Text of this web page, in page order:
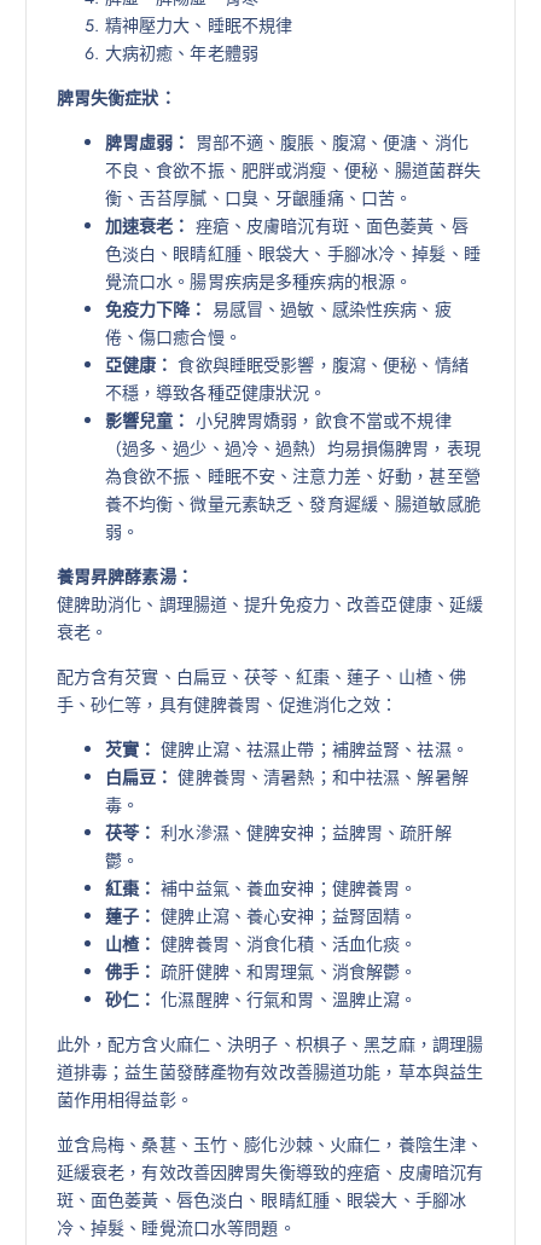
精神壓力大、睡眠不規律
大病初癒、年老體弱
脾胃失衡症狀：
脾胃虛弱： 胃部不適、腹脹、腹瀉、便溏、消化
不良、食欲不振、肥胖或消瘦、便秘、腸道菌群失
衡、舌苔厚膩、口臭、牙齦腫痛、口苦。
加速衰老： 痤瘡、皮膚暗沉有斑、面色萎黃、唇
色淡白、眼睛紅腫、眼袋大、手腳冰冷、掉髮、睡
覺流口水。腸胃疾病是多種疾病的根源。
免疫力下降： 易感冒、過敏、感染性疾病、疲
倦、傷口癒合慢。
亞健康： 食欲與睡眠受影響，腹瀉、便秘、情緒
不穩，導致各種亞健康狀況。
影響兒童： 小兒脾胃嬌弱，飲食不當或不規律
（過多、過少、過冷、過熱）均易損傷脾胃，表現
為食欲不振、睡眠不安、注意力差、好動，甚至營
養不均衡、微量元素缺乏、發育遲緩、腸道敏感脆
弱。
養胃昇脾酵素湯：
健脾助消化、調理腸道、提升免疫力、改善亞健康、延緩
衰老。
配方含有芡實、白扁豆、茯苓、紅棗、蓮子、山楂、佛
手、砂仁等，具有健脾養胃、促進消化之效：
芡實： 健脾止瀉、祛濕止帶；補脾益腎、祛濕。
白扁豆： 健脾養胃、清暑熱；和中祛濕、解暑解
毒。
茯苓： 利水滲濕、健脾安神；益脾胃、疏肝解
鬱。
紅棗： 補中益氣、養血安神；健脾養胃。
蓮子： 健脾止瀉、養心安神；益腎固精。
山楂： 健脾養胃、消食化積、活血化痰。
佛手： 疏肝健脾、和胃理氣、消食解鬱。
砂仁： 化濕醒脾、行氣和胃、溫脾止瀉。
此外，配方含火麻仁、決明子、枳椇子、黑芝麻，調理腸
道排毒；益生菌發酵產物有效改善腸道功能，草本與益生
菌作用相得益彰。
並含烏梅、桑葚、玉竹、膨化沙棘、火麻仁，養陰生津、
延緩衰老，有效改善因脾胃失衡導致的痤瘡、皮膚暗沉有
斑、面色萎黃、唇色淡白、眼睛紅腫、眼袋大、手腳冰
冷、掉髮、睡覺流口水等問題。